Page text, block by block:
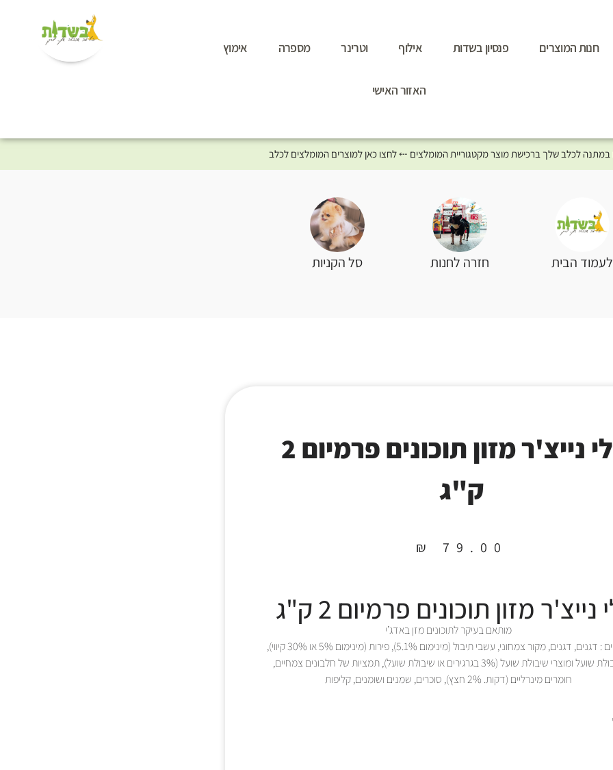
חנות המוצרים פנסיון בשדות אילוף וטרינר מספרה אימוץ
האזור האישי
לעמוד הבית חזרה לחנות סל הקניות
דיילי נייצ'ר מזון תוכונים פרמיום 2
ק"ג
₪ 79.00
נייצ'ר מזון תוכונים פרמיום 2 ק"ג
מותאם בעיקר לתוכונים מזן באדג’י
רכיבים : דגנים, דגנים, מקור צמחוני, עשבי תיבול (מינימום 5.1%), פירות (מינימום 5% או 30% קיווי),
שיבולת שועל ומוצרי שיבולת שועל (3% בגרגירים או שיבולת שועל), תמציות של חלבונים צמחיים,
חומרים מינרליים (דקות. 2% חצץ), סוכרים, שמנים ושומנים, קליפות